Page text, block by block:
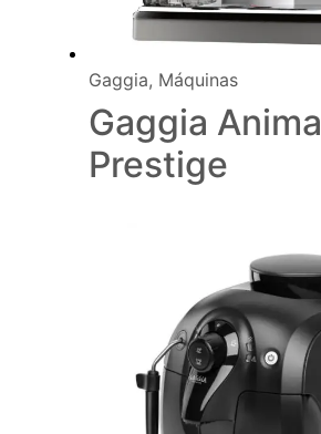
Gaggia, Máquinas
Gaggia Anima
Prestige